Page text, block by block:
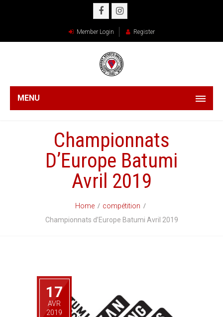
Member Login Register
MENU
Championnats
D’Europe Batumi
Avril 2019
Home
compétition
Championnats d’Europe Batumi Avril 2019
17
AVR
2019